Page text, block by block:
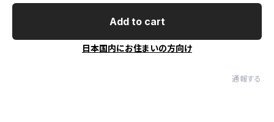
Add to cart
日本国内にお住まいの方向け
通報する